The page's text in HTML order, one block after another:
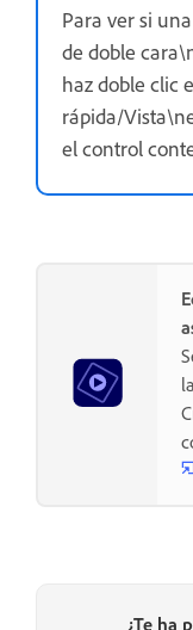
Para ver si
de doble
haz doble clic
rápida/
el control
¿Te ha